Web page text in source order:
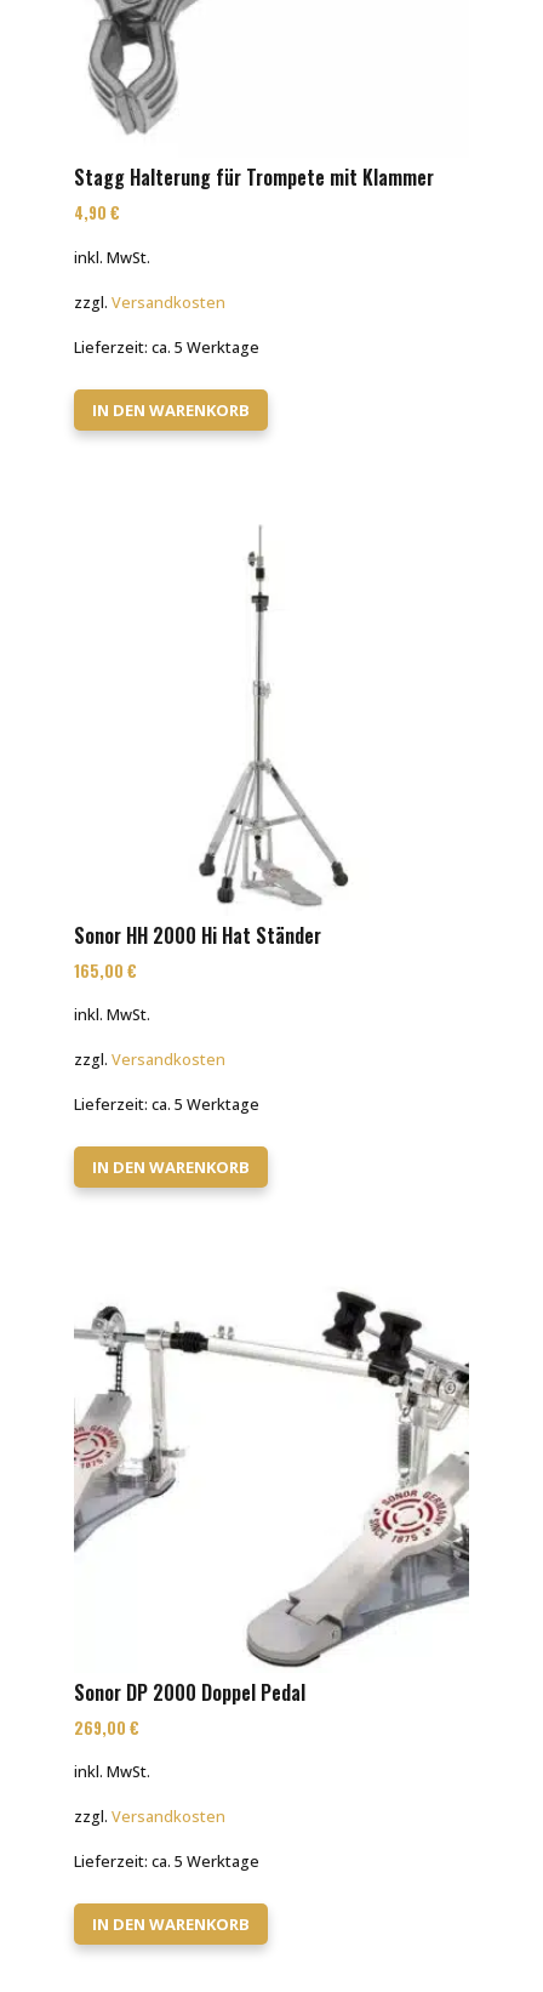
Stagg Halterung für Trompete mit Klammer
4,90 €
inkl. MwSt.
zzgl. Versandkosten
Lieferzeit: ca. 5 Werktage
IN DEN WARENKORB
Sonor HH 2000 Hi Hat Ständer
165,00 €
inkl. MwSt.
zzgl. Versandkosten
Lieferzeit: ca. 5 Werktage
IN DEN WARENKORB
Sonor DP 2000 Doppel Pedal
269,00 €
inkl. MwSt.
zzgl. Versandkosten
Lieferzeit: ca. 5 Werktage
IN DEN WARENKORB